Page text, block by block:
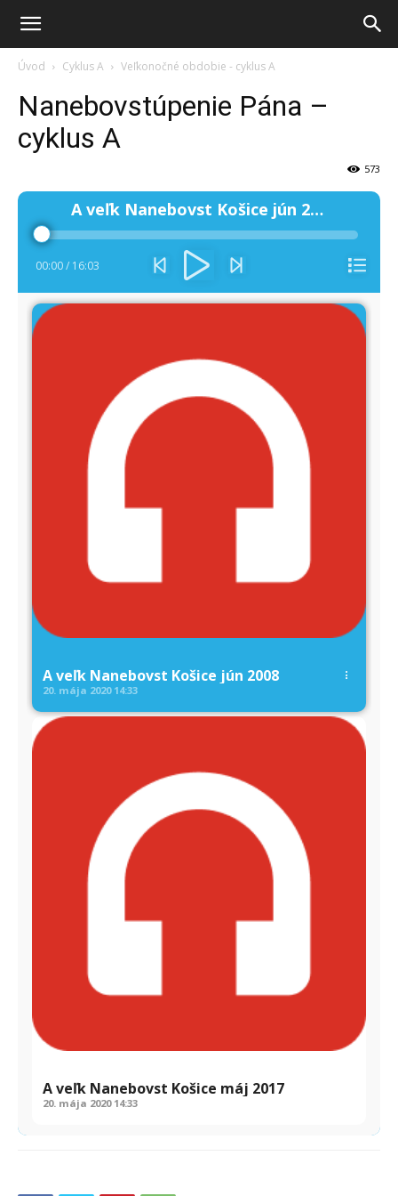
Úvod Cyklus A Veľkonočné obdobie - cyklus A
Nanebovstúpenie Pána –
cyklus A
573
Audio
prehrávač
A veľk Nanebovst Košice jún 2008
00:00/ 16:03
A veľk Nanebovst Košice jún 2008
20. mája 2020 14:33
A veľk Nanebovst Košice máj 2017
20. mája 2020 14:33